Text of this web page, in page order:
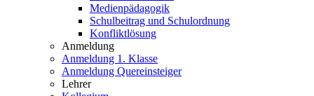
Medienpädagogik
Schulbeitrag und Schulordnung
Konfliktlösung
Anmeldung
Anmeldung 1. Klasse
Anmeldung Quereinsteiger
Lehrer